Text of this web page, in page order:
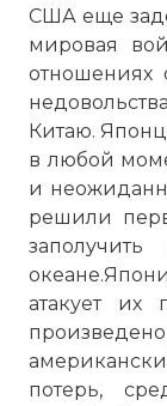
США еще
мировая
отношениях
Китаю.
в любой
и
решили
атакует их
потерь,